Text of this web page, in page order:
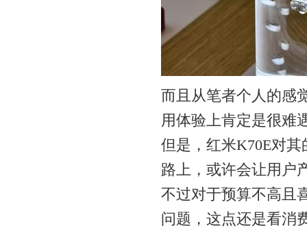
而且从笔者个人的感
用体验上肯定是很难
但是，红米K70E对
路上，或许会让用户
不过对于预算不高且
问题，这点还是看消